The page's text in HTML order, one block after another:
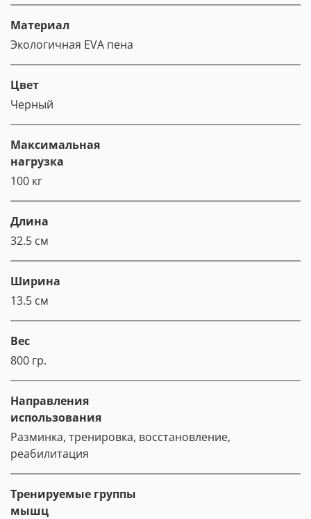
Материал
Экологичная EVA пена
Цвет
Черный
Максимальная
нагрузка
100 кг
Длина
32.5 см
Ширина
13.5 см
Вес
800 гр.
Направления
использования
Разминка, тренировка, восстановление,
реабилитация
Тренируемые группы
мышц